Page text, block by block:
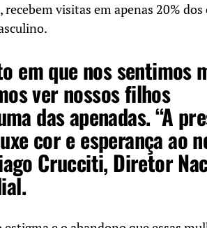
visitas em apenas 20%
em que nos sentimos
ver nossos filhos
das apenadas. “A
cor e esperança ao
Crucciti, Diretor